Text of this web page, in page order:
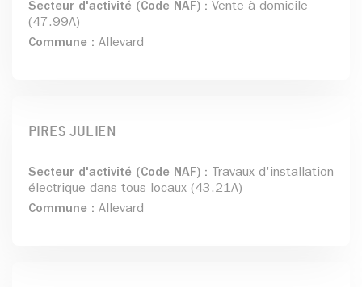
Secteur d'activité (Code NAF) : Vente à domicile
(47.99A)
Commune : Allevard
PIRES JULIEN
Secteur d'activité (Code NAF) : Travaux d'installation
électrique dans tous locaux (43.21A)
Commune : Allevard